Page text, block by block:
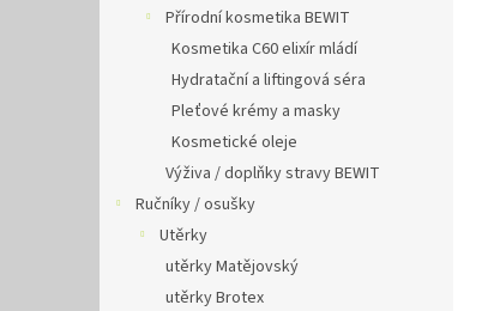
Přírodní kosmetika BEWIT
Kosmetika C60 elixír mládí
Hydratační a liftingová séra
Pleťové krémy a masky
Kosmetické oleje
Výživa / doplňky stravy BEWIT
Ručníky / osušky
Utěrky
utěrky Matějovský
utěrky Brotex